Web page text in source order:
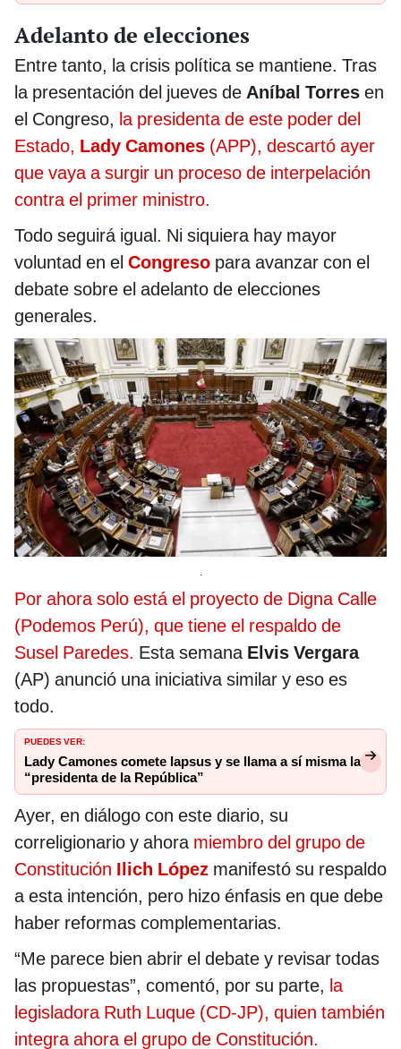
Adelanto de elecciones
Entre tanto, la crisis política se mantiene. Tras
la presentación del jueves de Aníbal Torres en
el Congreso, la presidenta de este poder del
Estado, Lady Camones (APP), descartó ayer
que vaya a surgir un proceso de interpelación
contra el primer ministro.
Todo seguirá igual. Ni siquiera hay mayor
voluntad en el Congreso para avanzar con el
debate sobre el adelanto de elecciones
generales.
.
Por ahora solo está el proyecto de Digna Calle
(Podemos Perú), que tiene el respaldo de
Susel Paredes. Esta semana Elvis Vergara
(AP) anunció una iniciativa similar y eso es
todo.
PUEDES VER:
Lady Camones comete lapsus y se llama a sí misma la
“presidenta de la República”
Ayer, en diálogo con este diario, su
correligionario y ahora miembro del grupo de
Constitución Ilich López manifestó su respaldo
a esta intención, pero hizo énfasis en que debe
haber reformas complementarias.
“Me parece bien abrir el debate y revisar todas
las propuestas”, comentó, por su parte, la
legisladora Ruth Luque (CD-JP), quien también
integra ahora el grupo de Constitución.